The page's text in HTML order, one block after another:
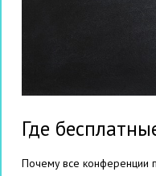
Где
Почему все конференции